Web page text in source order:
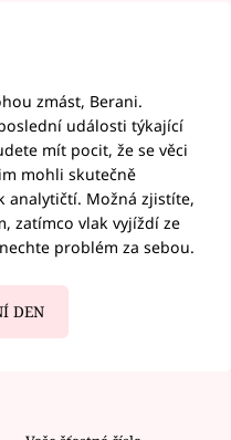
zmást, Berani.
události týkající
mít pocit, že se věci
mohli skutečně
analytičtí. Možná zjistíte,
zatímco vlak vyjíždí ze
problém za sebou.
DEN